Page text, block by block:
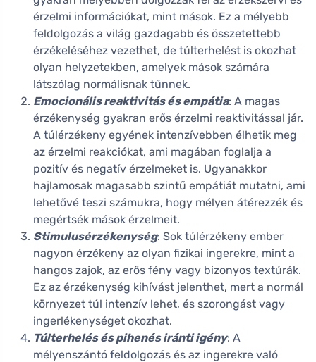
érzelmi információkat, mint mások. Ez a mélyebb
feldolgozás a világ gazdagabb és összetettebb
érzékeléséhez vezethet, de túlterhelést is okozhat
olyan helyzetekben, amelyek mások számára
látszólag normálisnak tűnnek.
Emocionális reaktivitás és empátia: A magas
érzékenység gyakran erős érzelmi reaktivitással jár.
A túlérzékeny egyének intenzívebben élhetik meg
az érzelmi reakciókat, ami magában foglalja a
pozitív és negatív érzelmeket is. Ugyanakkor
hajlamosak magasabb szintű empátiát mutatni, ami
lehetővé teszi számukra, hogy mélyen átérezzék és
megértsék mások érzelmeit.
Stimulusérzékenység: Sok túlérzékeny ember
nagyon érzékeny az olyan fizikai ingerekre, mint a
hangos zajok, az erős fény vagy bizonyos textúrák.
Ez az érzékenység kihívást jelenthet, mert a normál
környezet túl intenzív lehet, és szorongást vagy
ingerlékenységet okozhat.
Túlterhelés és pihenés iránti igény: A
mélyenszántó feldolgozás és az ingerekre való